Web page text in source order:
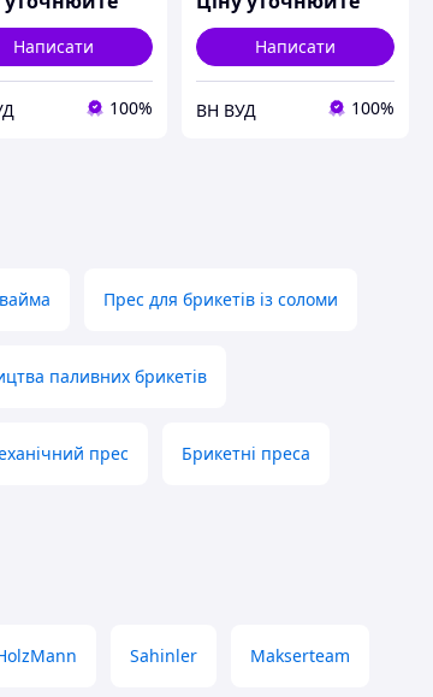
Написати
100%
Написати
ВН ВУД 100%
Прес для брикетів із соломи
паливних брикетів
прес Брикетні преса
Sahinler Makserteam